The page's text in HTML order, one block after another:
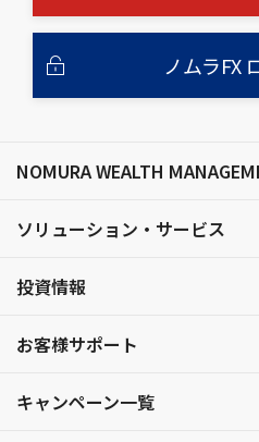
ノムラFX
NOMURA WEALTH
ソリューション・サービス
投資情報
お客様サポート
キャンペーン一覧